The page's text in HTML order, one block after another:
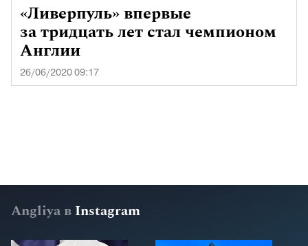
«Ливерпуль» впервые
за тридцать лет стал чемпионом
Англии
26/06/2020 09:17
Angliya в Instagram